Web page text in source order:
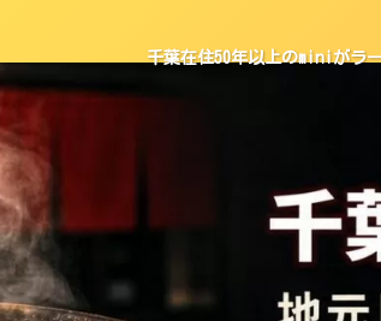
千葉在住50年以上のminiがラ